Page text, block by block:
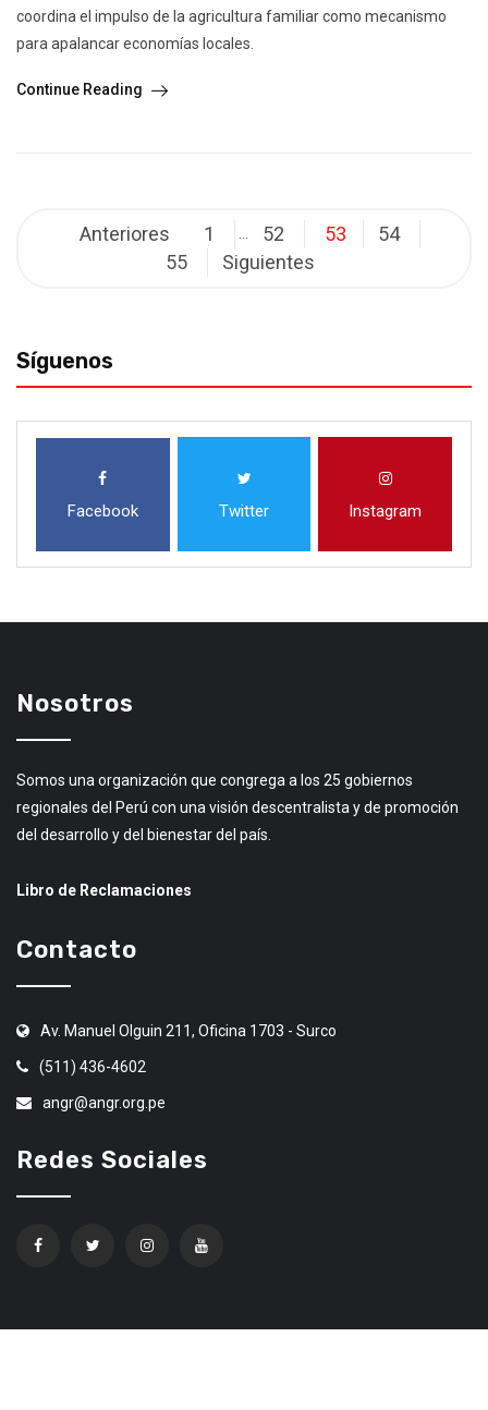
coordina el impulso de la agricultura familiar como mecanismo
para apalancar economías locales.
Continue Reading
Navegación
Anteriores 1 … 52 53
54
55
Siguientes
Síguenos
Facebook Twitter Instagram
Nosotros
Somos una organización que congrega a los 25 gobiernos
regionales del Perú con una visión descentralista y de promoción
del desarrollo y del bienestar del país.
Libro de Reclamaciones
Contacto
Av. Manuel Olguin 211, Oficina 1703 - Surco
(511) 436-4602
angr@angr.org.pe
Redes Sociales